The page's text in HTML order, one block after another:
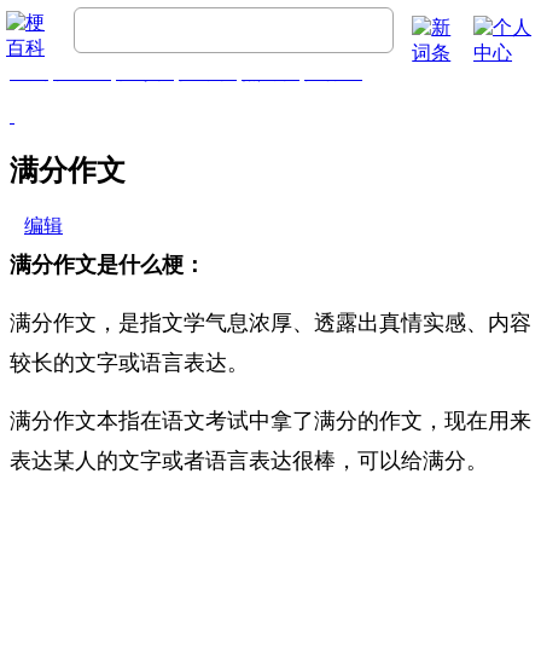
满分作文
编辑
满分作文是什么梗：
满分作文，是指文学气息浓厚、透露出真情实感、内容
较长的文字或语言表达。
满分作文本指在语文考试中拿了满分的作文，现在用来
表达某人的文字或者语言表达很棒，可以给满分。